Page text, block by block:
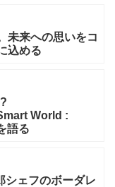
未来への思いをコ
込める
World :
語る
シェフのボーダレ